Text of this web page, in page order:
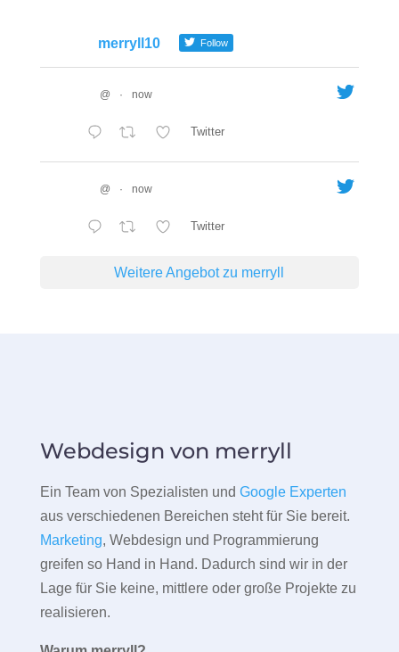
merryll10 Follow
@ · now
Twitter
@ · now
Twitter
Weitere Angebot zu merryll
Webdesign von merryll
Ein Team von Spezialisten und Google Experten
aus verschiedenen Bereichen steht für Sie bereit.
Marketing, Webdesign und Programmierung
greifen so Hand in Hand. Dadurch sind wir in der
Lage für Sie keine, mittlere oder große Projekte zu
realisieren.